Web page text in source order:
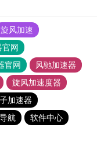
旋风加速
官网
官网
风驰加速器
旋风加速度器
加速器
航
软件中心